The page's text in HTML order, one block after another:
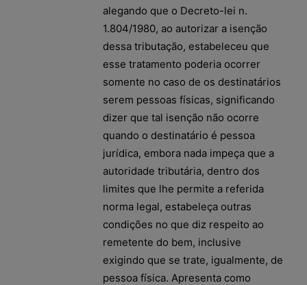
alegando que o Decreto-lei n.
1.804/1980, ao autorizar a isenção
dessa tributação, estabeleceu que
esse tratamento poderia ocorrer
somente no caso de os destinatários
serem pessoas físicas, significando
dizer que tal isenção não ocorre
quando o destinatário é pessoa
jurídica, embora nada impeça que a
autoridade tributária, dentro dos
limites que lhe permite a referida
norma legal, estabeleça outras
condições no que diz respeito ao
remetente do bem, inclusive
exigindo que se trate, igualmente, de
pessoa física. Apresenta como